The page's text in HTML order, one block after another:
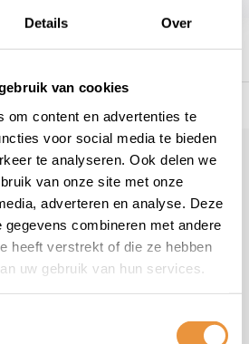
Details Over
van cookies
om content en advertenties te
voor social media te bieden
te analyseren. Ook delen we
van onze site met onze
adverteren en analyse. Deze
gegevens combineren met andere
heeft verstrekt of die ze hebben
uw gebruik van hun services.